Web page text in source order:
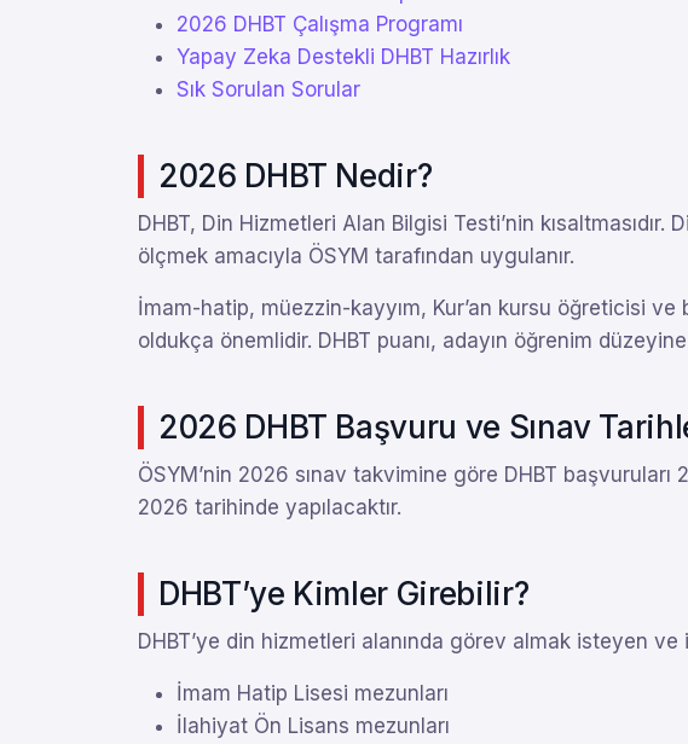
2026 DHBT Çalışma Programı
Yapay Zeka Destekli DHBT Hazırlık
Sık Sorulan Sorular
2026 DHBT Nedir?
DHBT, Din Hizmetleri Alan Bilgisi Testi’nin
ölçmek amacıyla ÖSYM tarafından uygulanır.
İmam-hatip, müezzin-kayyım, Kur’an kursu öğreticisi
oldukça önemlidir. DHBT puanı, adayın öğrenim
2026 DHBT Başvuru ve Sınav
ÖSYM’nin 2026 sınav takvimine göre DHBT başvuruları
2026 tarihinde yapılacaktır.
DHBT’ye Kimler Girebilir?
DHBT’ye din hizmetleri alanında görev almak isteyen
İmam Hatip Lisesi mezunları
İlahiyat Ön Lisans mezunları